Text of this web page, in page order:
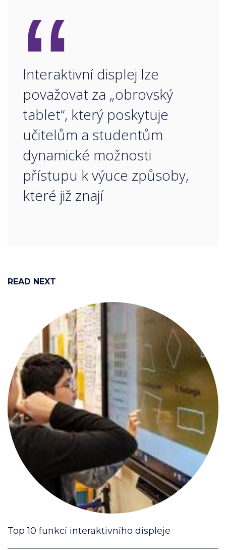
READ NEXT
Top 10 funkcí interaktivního displeje
“
Interaktivní displej lze
považovat za „obrovský
tablet“, který poskytuje
učitelům a studentům
dynamické možnosti
přístupu k výuce způsoby,
které již znají